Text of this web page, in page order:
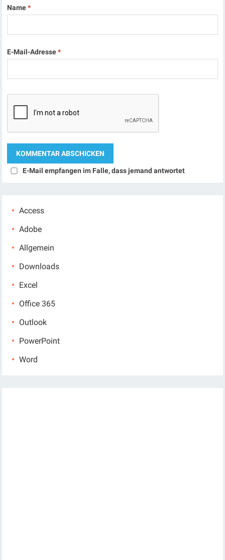
Name*
E-Mail-Adresse*
E-Mail empfangen im Falle, dass jemand antwortet
Access
Adobe
Allgemein
Downloads
Excel
Office 365
Outlook
PowerPoint
Word